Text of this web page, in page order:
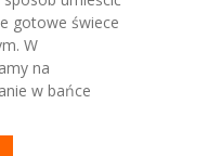
gotowe świece
W
na
w bańce